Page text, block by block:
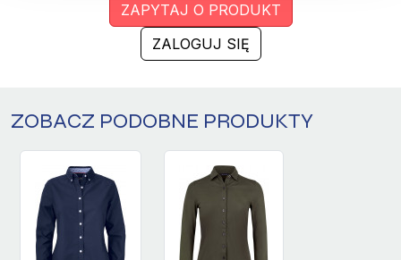
ZALOGUJ SIĘ
ZAPYTAJ O PRODUKT
ZOBACZ PODOBNE PRODUKTY